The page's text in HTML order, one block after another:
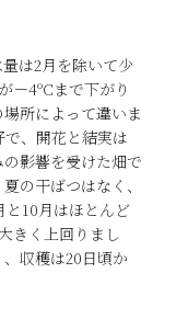
は2月を除いて少
－4ºCまで下がり
所によって違いま
、開花と結実は
影響を受けた畑で
の干ばつはなく、
10月はほとんど
きく上回りまし
収穫は20日頃か